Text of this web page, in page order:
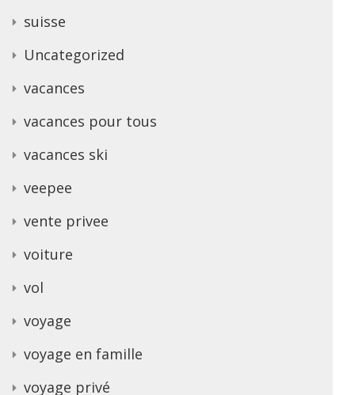
suisse
Uncategorized
vacances
vacances pour tous
vacances ski
veepee
vente privee
voiture
vol
voyage
voyage en famille
voyage privé